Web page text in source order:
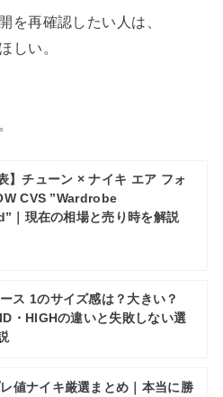
を再確認したい人は、
しい。
】チューン × ナイキ エア フォ
CVS ”Wardrobe
｜現在の相場と売り時を解説
ス 1のサイズ感は？大きい？
・HIGHの違いと失敗しない選
値ナイキ厳選まとめ｜本当に勝